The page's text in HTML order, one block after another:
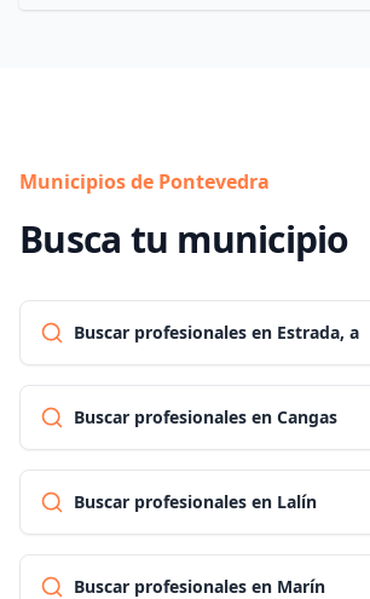
Municipios de Pontevedra
Busca tu municipio
Buscar profesionales en Estrada, a
Buscar profesionales en Cangas
Buscar profesionales en Lalín
Buscar profesionales en Marín